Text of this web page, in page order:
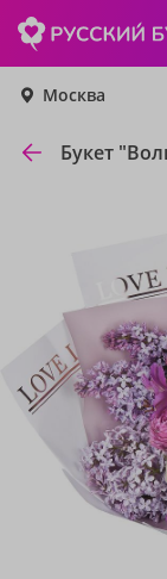
Москва
Букет